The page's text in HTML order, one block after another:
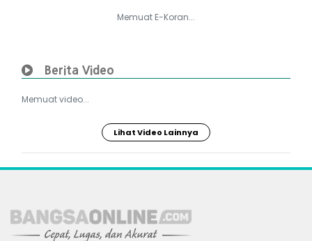
Memuat E-Koran...
Berita Video
Memuat video...
Lihat Video Lainnya